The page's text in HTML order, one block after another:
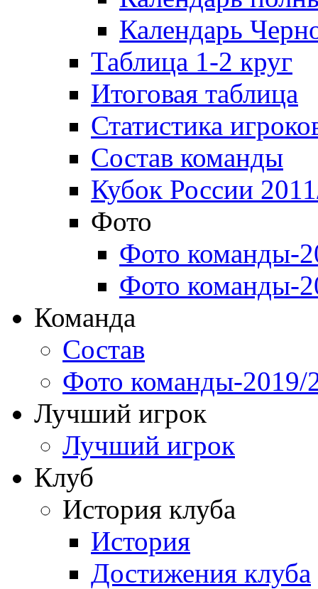
Календарь
Таблица 1-2 круг
Итоговая таблица
Статистика
Состав команды
Кубок России
Фото
Фото команды-
Фото команды-
Команда
Состав
Фото команды-2019/
Лучший игрок
Лучший игрок
Клуб
История клуба
История
Достижения клуба